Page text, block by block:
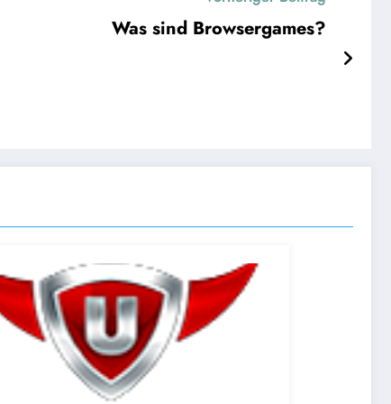
Was sind Browsergames?